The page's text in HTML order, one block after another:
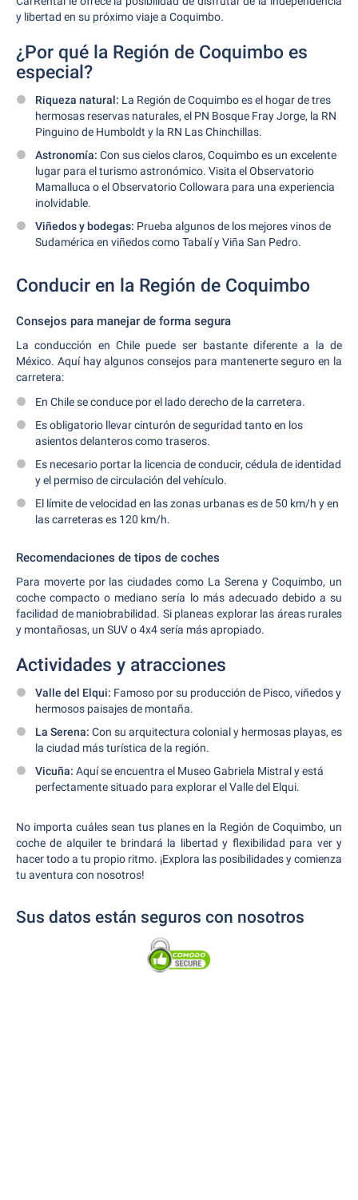
y libertad en su próximo viaje a Coquimbo.
¿Por qué la Región de Coquimbo es
especial?
Riqueza natural: La Región de Coquimbo es el hogar de tres
hermosas reservas naturales, el PN Bosque Fray Jorge, la RN
Pinguino de Humboldt y la RN Las Chinchillas.
Astronomía: Con sus cielos claros, Coquimbo es un excelente
lugar para el turismo astronómico. Visita el Observatorio
Mamalluca o el Observatorio Collowara para una experiencia
inolvidable.
Viñedos y bodegas: Prueba algunos de los mejores vinos de
Sudamérica en viñedos como Tabalí y Viña San Pedro.
Conducir en la Región de Coquimbo
Consejos para manejar de forma segura
La conducción en Chile puede ser bastante diferente a la de
México. Aquí hay algunos consejos para mantenerte seguro en la
carretera:
En Chile se conduce por el lado derecho de la carretera.
Es obligatorio llevar cinturón de seguridad tanto en los
asientos delanteros como traseros.
Es necesario portar la licencia de conducir, cédula de identidad
y el permiso de circulación del vehículo.
El límite de velocidad en las zonas urbanas es de 50 km/h y en
las carreteras es 120 km/h.
Recomendaciones de tipos de coches
Para moverte por las ciudades como La Serena y Coquimbo, un
coche compacto o mediano sería lo más adecuado debido a su
facilidad de maniobrabilidad. Si planeas explorar las áreas rurales
y montañosas, un SUV o 4x4 sería más apropiado.
Actividades y atracciones
Valle del Elqui: Famoso por su producción de Pisco, viñedos y
hermosos paisajes de montaña.
La Serena: Con su arquitectura colonial y hermosas playas, es
la ciudad más turística de la región.
Vicuña: Aquí se encuentra el Museo Gabriela Mistral y está
perfectamente situado para explorar el Valle del Elqui.
No importa cuáles sean tus planes en la Región de Coquimbo, un
coche de alquiler te brindará la libertad y flexibilidad para ver y
hacer todo a tu propio ritmo. ¡Explora las posibilidades y comienza
tu aventura con nosotros!
Sus datos están seguros con nosotros